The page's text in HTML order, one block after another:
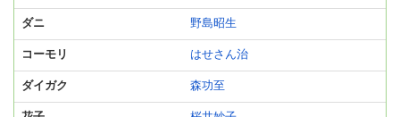
ダニ 野島昭生
コーモリ はせさん治
ダイガク 森功至